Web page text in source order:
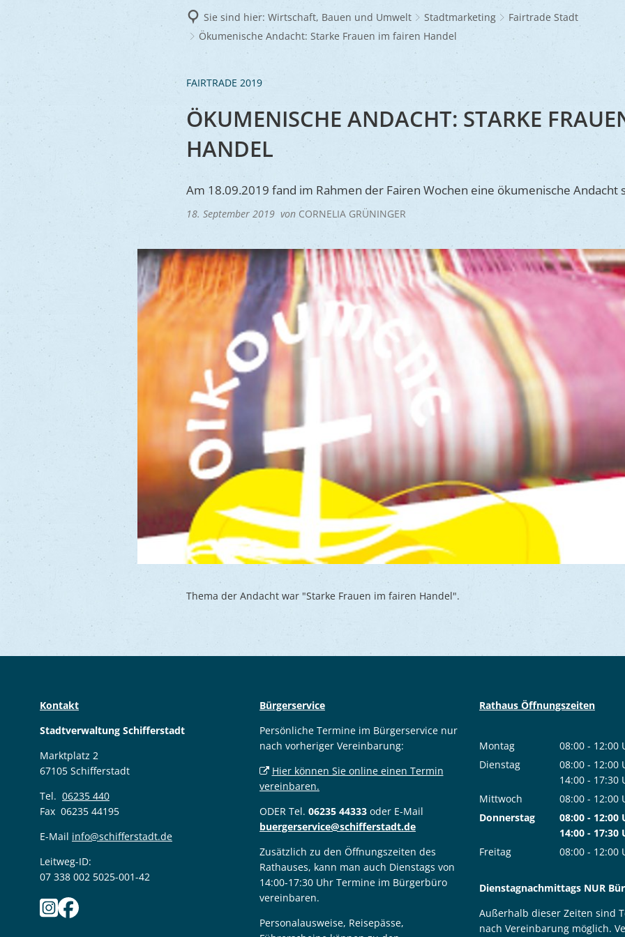
Zucht- und Tierschutz
Laden
Frühlingsmarkt
Kunsthandwerkermarkt
Waldfriedhof
Ukraine Wir als Arbeitgeber
Sie sind hier: Wirtschaft, Bauen und Umwelt Stadtmarketing
Fairtrade Stadt
Ökumenische Andacht: Starke Frauen im fairen Handel
FAIRTRADE 2019
ÖKUMENISCHE ANDACHT: STARKE
HANDEL
Am 18.09.2019 fand im Rahmen der Fairen Wochen eine ökumenische Andacht
18. September 2019 von CORNELIA GRÜNINGER
Thema der Andacht war "Starke Frauen im fairen Handel".
Kontakt
Stadtverwaltung Schifferstadt
Marktplatz 2
67105 Schifferstadt
Tel. 06235 440
Fax 06235 44195
E-Mail info@schifferstadt.de
Leitweg-ID:
07 338 002 5025-001-42
Bürgerservice
Persönliche Termine im Bürgerservice nur
nach vorheriger Vereinbarung:
Hier können Sie online einen Termin
vereinbaren.
ODER Tel. 06235 44333 oder E-Mail
buergerservice@schifferstadt.de
Zusätzlich zu den Öffnungszeiten des
Rathauses, kann man auch Dienstags von
14:00-17:30 Uhr Termine im Bürgerbüro
vereinbaren.
Personalausweise, Reisepässe,
Rathaus Öffnungszeiten
Montag 08:00 - 12:00
Von 08:00 bis
Dienstag 08:00 - 12:00
Von 08:00 bis
14:00 - 17:30
Von 14:00 bis
Mittwoch 08:00 - 12:00
Von 08:00 bis
Donnerstag 08:00 - 12:00
Von 08:00 bis
14:00 - 17:30
Von 14:00 bis
Freitag 08:00 - 12:00
Dienstagnachmittags NUR
Außerhalb dieser Zeiten sind
nach Vereinbarung möglich.